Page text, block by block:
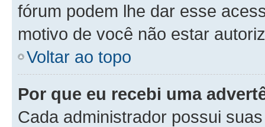
fórum podem lhe dar esse
motivo de você não estar
Voltar ao topo
Por que eu recebi uma
Cada administrador possui